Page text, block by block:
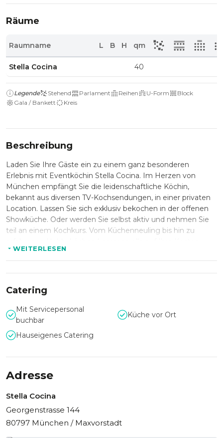
Räume
Raumname L B H qm
Stella Cocina 40
Legende Stehend Parlament Reihen U-Form
Block
Gala / Bankett
Kreis
Beschreibung
Laden Sie Ihre Gäste ein zu einem ganz besonderen
Erlebnis mit Eventköchin Stella Cocina. Im Herzen von
München empfängt Sie die leidenschaftliche Köchin,
bekannt aus diversen TV-Kochsendungen, in einer privaten
Location. Lassen Sie sich exklusiv bekochen in der offenen
Showküche. Oder werden Sie selbst aktiv und nehmen Sie
teil an einem Kochkurs. Vom Küchenneuling bis hin zu
Die Location mit großzügigem Küchenblock bietet
ausreichen Platz für 6 bis 12 Personen. Mit Stella Cocina
erleben Sie einen unvergesslichen Abend mit französisch,
mediterraner Leidenschaft.
WEITERLESEN
Catering
Mit Servicepersonal
buchbar
Küche vor Ort
Hauseigenes Catering
Adresse
Stella Cocina
Georgenstrasse 144
80797 München / Maxvorstadt